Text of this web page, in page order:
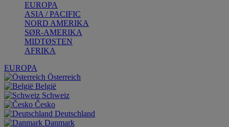
EUROPA
ASIA / PACIFIC
NORD AMERIKA
SØR-AMERIKA
MIDTØSTEN
AFRIKA
EUROPA
Österreich
België
Schweiz
Česko
Deutschland
Danmark